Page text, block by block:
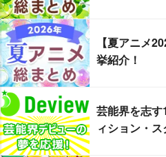
【夏アニメ
挙紹介！
芸能界を志
ィション・